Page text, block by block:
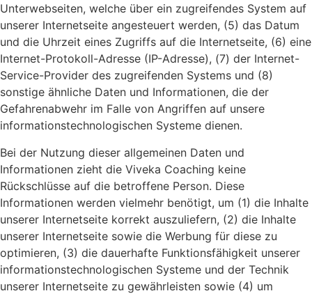
Unterwebseiten, welche über ein zugreifendes System auf
unserer Internetseite angesteuert werden, (5) das Datum
und die Uhrzeit eines Zugriffs auf die Internetseite, (6) eine
Internet-Protokoll-Adresse (IP-Adresse), (7) der Internet-
Service-Provider des zugreifenden Systems und (8)
sonstige ähnliche Daten und Informationen, die der
Gefahrenabwehr im Falle von Angriffen auf unsere
informationstechnologischen Systeme dienen.
Bei der Nutzung dieser allgemeinen Daten und
Informationen zieht die Viveka Coaching keine
Rückschlüsse auf die betroffene Person. Diese
Informationen werden vielmehr benötigt, um (1) die Inhalte
unserer Internetseite korrekt auszuliefern, (2) die Inhalte
unserer Internetseite sowie die Werbung für diese zu
optimieren, (3) die dauerhafte Funktionsfähigkeit unserer
informationstechnologischen Systeme und der Technik
unserer Internetseite zu gewährleisten sowie (4) um